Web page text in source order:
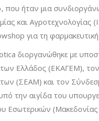
που ήταν μια
και
για τη
διοργανώθηκε με
Ελλάδος (ΕΚΑΓΕΜ),
(ΣΕΑΜ) και τον
την αιγίδα του
Εσωτερικών